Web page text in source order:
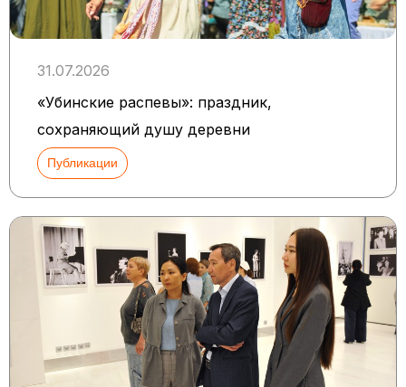
31.07.2026
«Убинские распевы»: праздник,
сохраняющий душу деревни
Публикации